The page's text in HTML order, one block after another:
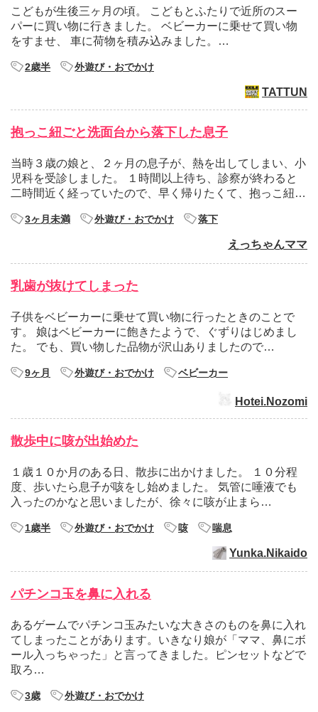
こどもが生後三ヶ月の頃。 こどもとふたりで近所のスー
パーに買い物に行きました。 ベビーカーに乗せて買い物
をすませ、 車に荷物を積み込みました。…
2歳半 外遊び・おでかけ
TATTUN
抱っこ紐ごと洗面台から落下した息子
当時３歳の娘と、２ヶ月の息子が、熱を出してしまい、小
児科を受診しました。 １時間以上待ち、診察が終わると
二時間近く経っていたので、早く帰りたくて、抱っこ紐…
3ヶ月未満 外遊び・おでかけ 落下
えっちゃんママ
乳歯が抜けてしまった
子供をベビーカーに乗せて買い物に行ったときのことで
す。 娘はベビーカーに飽きたようで、ぐずりはじめまし
た。 でも、買い物した品物が沢山ありましたので…
9ヶ月 外遊び・おでかけ ベビーカー
Hotei.Nozomi
散歩中に咳が出始めた
１歳１０か月のある日、散歩に出かけました。 １０分程
度、歩いたら息子が咳をし始めました。 気管に唾液でも
入ったのかなと思いましたが、徐々に咳が止まら…
1歳半 外遊び・おでかけ 咳 喘息
Yunka.Nikaido
パチンコ玉を鼻に入れる
あるゲームでパチンコ玉みたいな大きさのものを鼻に入れ
てしまったことがあります。いきなり娘が「ママ、鼻にボ
ール入っちゃった」と言ってきました。ピンセットなどで
取ろ…
3歳 外遊び・おでかけ